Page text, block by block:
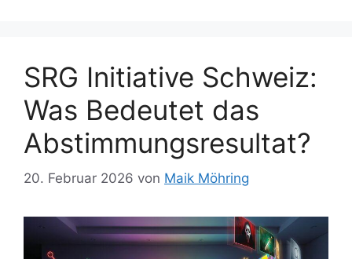
SRG Initiative Schweiz:
Was Bedeutet das
Abstimmungsresultat?
20. Februar 2026 von Maik Möhring